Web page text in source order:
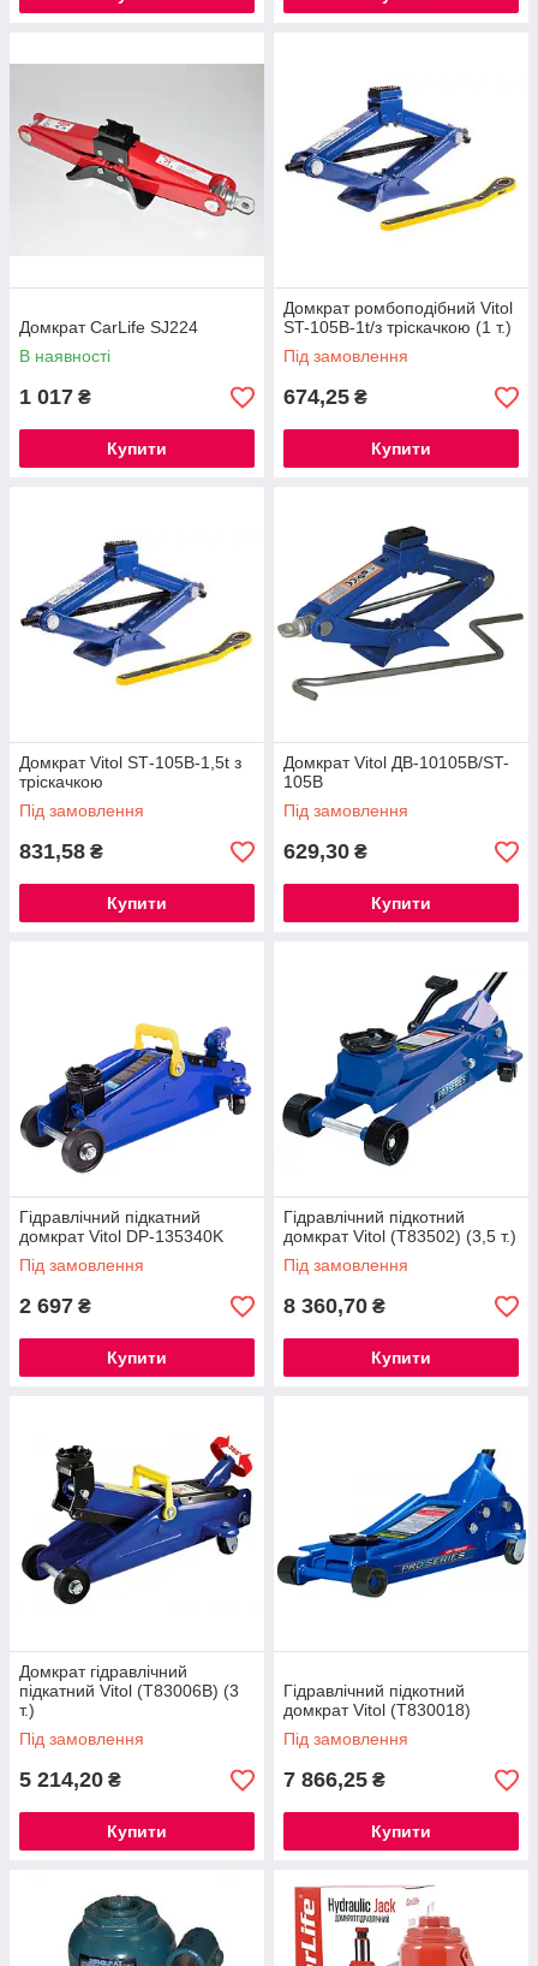
Домкрат CarLife SJ224
В наявності
1 017 ₴
Купити
Домкрат ромбоподібний Vitol
ST-105B-1t/з тріскачкою (1 т.)
Під замовлення
674,25 ₴
Купити
Домкрат Vitol SТ-105B-1,5t з
тріскачкою
Під замовлення
831,58 ₴
Купити
Домкрат Vitol ДВ-10105В/ST-
105B
Під замовлення
629,30 ₴
Купити
Гідравлічний підкатний
домкрат Vitol DP-135340K
Під замовлення
2 697 ₴
Купити
Гідравлічний підкотний
домкрат Vitol (Т83502) (3,5 т.)
Під замовлення
8 360,70 ₴
Купити
Домкрат гідравлічний
підкатний Vitol (T83006B) (3
т.)
Під замовлення
5 214,20 ₴
Купити
Гідравлічний підкотний
домкрат Vitol (T830018)
Під замовлення
7 866,25 ₴
Купити